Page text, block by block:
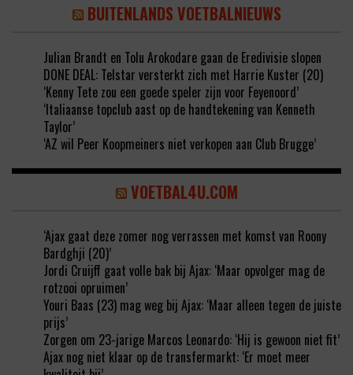
BUITENLANDS VOETBALNIEUWS
Julian Brandt en Tolu Arokodare gaan de Eredivisie slopen
DONE DEAL: Telstar versterkt zich met Harrie Kuster (20)
‘Kenny Tete zou een goede speler zijn voor Feyenoord’
‘Italiaanse topclub aast op de handtekening van Kenneth
Taylor’
‘AZ wil Peer Koopmeiners niet verkopen aan Club Brugge’
VOETBAL4U.COM
‘Ajax gaat deze zomer nog verrassen met komst van Roony
Bardghji (20)’
Jordi Cruijff gaat volle bak bij Ajax: ‘Maar opvolger mag de
rotzooi opruimen’
Youri Baas (23) mag weg bij Ajax: ‘Maar alleen tegen de juiste
prijs’
Zorgen om 23-jarige Marcos Leonardo: ‘Hij is gewoon niet fit’
Ajax nog niet klaar op de transfermarkt: ‘Er moet meer